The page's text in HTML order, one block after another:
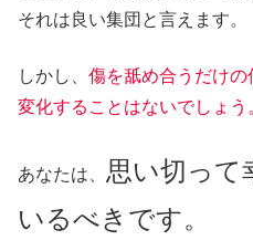
それは良い集団と言えます。
しかし、 傷を舐め合うだけ
変化することはないでしょう
あなたは、 思い切って
いるべきです。